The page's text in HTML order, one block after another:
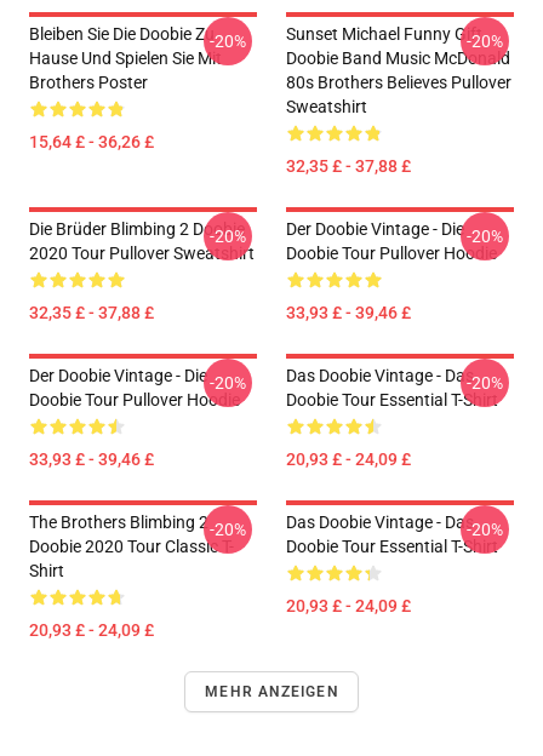
Bleiben Sie Die Doobie Zu
Hause Und Spielen Sie Mit
Brothers Poster
15,64 £ - 36,26 £
-20%
Sunset Michael Funny Gift
Doobie Band Music McDonald
80s Brothers Believes Pullover
Sweatshirt
32,35 £ - 37,88 £
-20%
Die Brüder Blimbing 2 Doobie
2020 Tour Pullover Sweatshirt
32,35 £ - 37,88 £
-20%
Der Doobie Vintage - Die
Doobie Tour Pullover Hoodie
33,93 £ - 39,46 £
-20%
Der Doobie Vintage - Die
Doobie Tour Pullover Hoodie
33,93 £ - 39,46 £
-20%
Das Doobie Vintage - Das
Doobie Tour Essential T-Shirt
20,93 £ - 24,09 £
-20%
The Brothers Blimbing 2
Doobie 2020 Tour Classic T-
Shirt
20,93 £ - 24,09 £
-20%
Das Doobie Vintage - Das
Doobie Tour Essential T-Shirt
20,93 £ - 24,09 £
-20%
MEHR ANZEIGEN